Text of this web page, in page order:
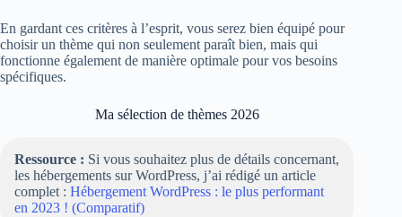
En gardant ces critères à l’esprit, vous serez bien équipé pour
choisir un thème qui non seulement paraît bien, mais qui
fonctionne également de manière optimale pour vos besoins
spécifiques.
Ma sélection de thèmes 2026
Ressource : Si vous souhaitez plus de détails concernant,
les hébergements sur WordPress, j’ai rédigé un article
complet : Hébergement WordPress : le plus performant
en 2023 ! (Comparatif)